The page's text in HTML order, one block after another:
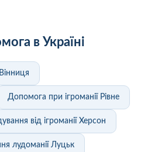
в Україні
Допомога при ігроманії Рівне
від ігроманії Херсон
лудоманії Луцьк